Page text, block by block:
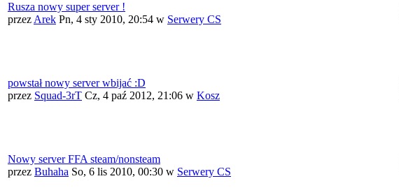
Rusza nowy super server !
przezArek Pn, 4 sty 2010, 20:54 w Serwery CS
powstał nowy server wbijać :D
przez Squad-3rT Cz, 4 paź 2012, 21:06 w Kosz
Nowy server FFA steam/nonsteam
przez Buhaha So, 6 lis 2010, 00:30 w Serwery CS